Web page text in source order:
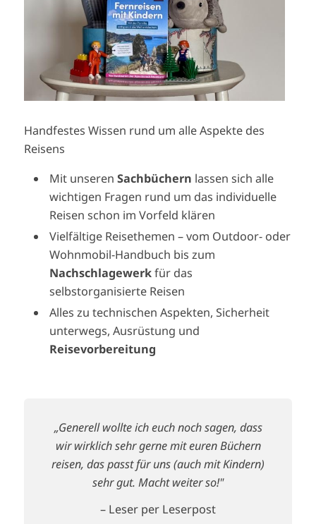
Handfestes Wissen rund um alle Aspekte des
Reisens
Mit unserenSachbüchern lassen sich alle
wichtigen Fragen rund um das individuelle
Reisen schon im Vorfeld klären
Vielfältige Reisethemen – vom Outdoor- oder
Wohnmobil-Handbuch bis zum
Nachschlagewerkfür das
selbstorganisierte Reisen
Alles zu technischen Aspekten, Sicherheit
unterwegs, Ausrüstung und
Reisevorbereitung
„Generell wollte ich euch noch sagen, dass
wir wirklich sehr gerne mit euren Büchern
reisen, das passt für uns (auch mit Kindern)
sehr gut. Macht weiter so!"
– Leser per Leserpost